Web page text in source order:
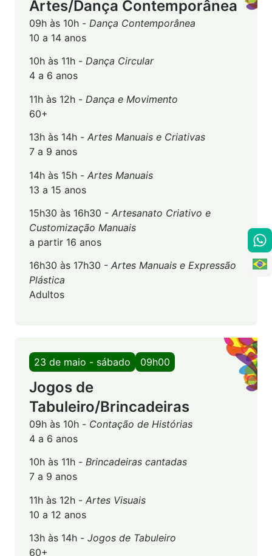
Artes/Dança Contemporânea
09h às 10h - Dança Contemporânea
10 a 14 anos
10h às 11h - Dança Circular
4 a 6 anos
11h às 12h - Dança e Movimento
60+
13h às 14h - Artes Manuais e Criativas
7 a 9 anos
14h às 15h - Artes Manuais
13 a 15 anos
15h30 às 16h30 - Artesanato Criativo e
Customização Manuais
a partir 16 anos
16h30 às 17h30 - Artes Manuais e Expressão
Plástica
Adultos
23 de maio - sábado 09h00
Jogos de
Tabuleiro/Brincadeiras
09h às 10h - Contação de Histórias
4 a 6 anos
10h às 11h - Brincadeiras cantadas
7 a 9 anos
11h às 12h - Artes Visuais
10 a 12 anos
13h às 14h - Jogos de Tabuleiro
60+